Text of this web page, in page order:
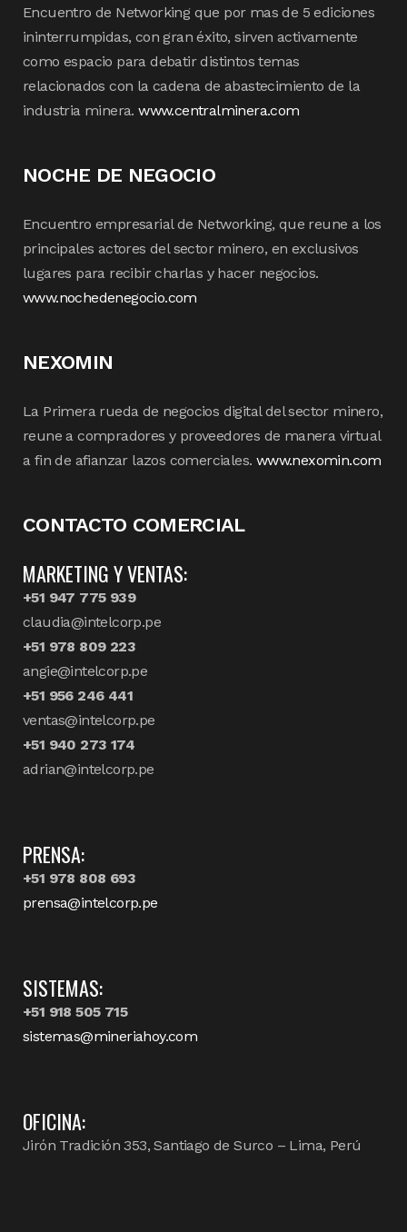
Encuentro de Networking que por mas de 5 ediciones
ininterrumpidas, con gran éxito, sirven activamente
como espacio para debatir distintos temas
relacionados con la cadena de abastecimiento de la
industria minera.www.centralminera.com
NOCHE DE NEGOCIO
Encuentro empresarial de Networking, que reune a los
principales actores del sector minero, en exclusivos
lugares para recibir charlas y hacer negocios.
www.nochedenegocio.com
NEXOMIN
La Primera rueda de negocios digital del sector minero,
reune a compradores y proveedores de manera virtual
a fin de afianzar lazos comerciales. www.nexomin.com
CONTACTO COMERCIAL
MARKETING Y VENTAS:
+51 947 775 939
claudia@intelcorp.pe
+51 978 809 223
angie@intelcorp.pe
+51 956 246 441
ventas@intelcorp.pe
+51 940 273 174
adrian@intelcorp.pe
PRENSA:
+51 978 808 693
prensa@intelcorp.pe
SISTEMAS:
+51 918 505 715
sistemas@mineriahoy.com
OFICINA:
Jirón Tradición 353, Santiago de Surco – Lima, Perú